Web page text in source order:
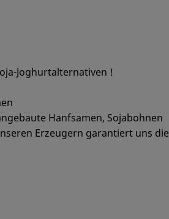
Joghurtalternativen !
Hanfsamen, Sojabohnen
Erzeugern garantiert uns